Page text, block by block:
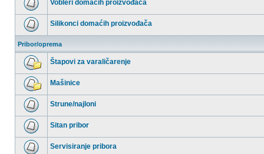
postova
Nema
nepročitanih
postova
Vobleri domaćih proizvođača
Nema
postova
Silikonci domaćih proizvođača
Pribor/oprema
Nema
nepročitanih
postova
Štapovi za varaličarenje
Nema
nepročitanih
postova
Mašinice
Nema
nepročitanih
postova
Strune/najloni
Nema
nepročitanih
postova
Sitan pribor
Servisiranje pribora